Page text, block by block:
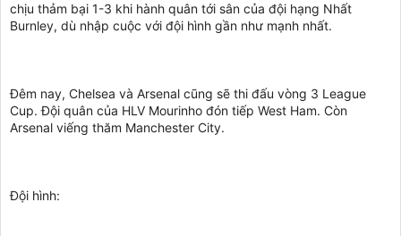
chịu thảm bại 1-3 khi hành quân tới sân của đội hạng Nhất
Burnley, dù nhập cuộc với đội hình gần như mạnh nhất.
Đêm nay, Chelsea và Arsenal cũng sẽ thi đấu vòng 3 League
Cup. Đội quân của HLV Mourinho đón tiếp West Ham. Còn
Arsenal viếng thăm Manchester City.
Đội hình: